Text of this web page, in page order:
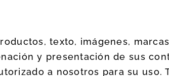
texto, imágenes,
y presentación de sus
a nosotros para su